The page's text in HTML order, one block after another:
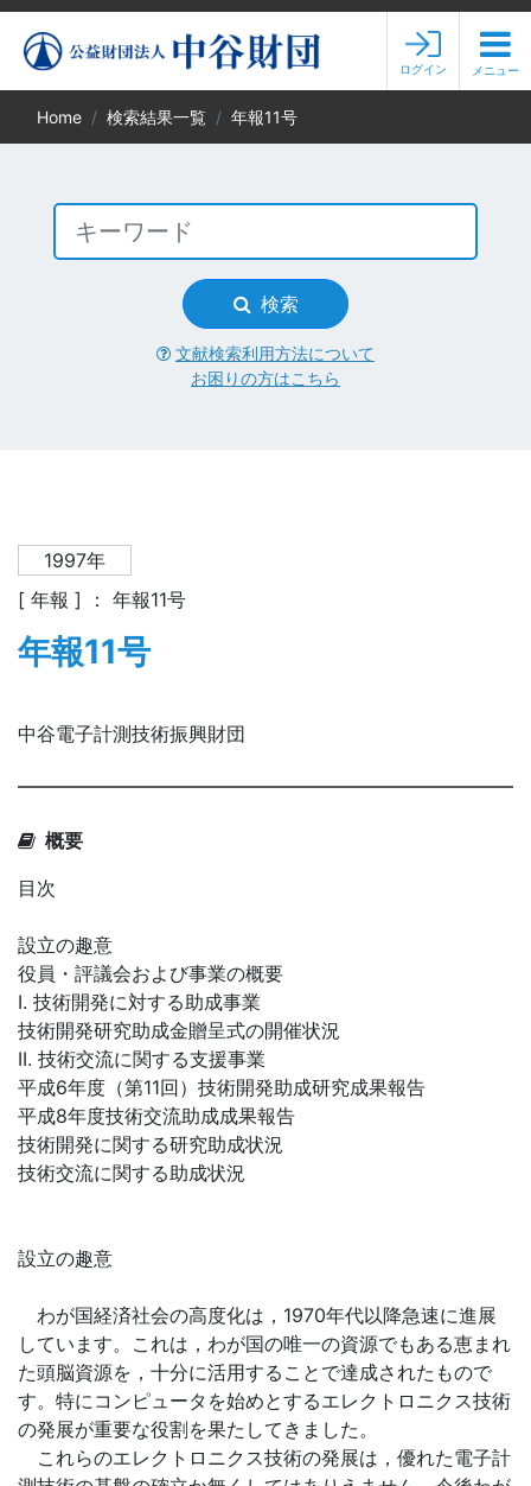
ログイン メニュー
Home 検索結果一覧 年報11号
検索
文献検索利用方法について
お困りの方はこちら
1997年
[ 年報 ] ： 年報11号
年報11号
中谷電子計測技術振興財団
概要
目次
設立の趣意
役員・評議会および事業の概要
I. 技術開発に対する助成事業
技術開発研究助成金贈呈式の開催状況
II. 技術交流に関する支援事業
平成6年度（第11回）技術開発助成研究成果報告
平成8年度技術交流助成成果報告
技術開発に関する研究助成状況
技術交流に関する助成状況
設立の趣意
わが国経済社会の高度化は，1970年代以降急速に進展
しています。これは，わが国の唯一の資源でもある恵まれ
た頭脳資源を，十分に活用することで達成されたもので
す。特にコンピュータを始めとするエレクトロニクス技術
の発展が重要な役割を果たしてきました。
これらのエレクトロニクス技術の発展は，優れた電子計